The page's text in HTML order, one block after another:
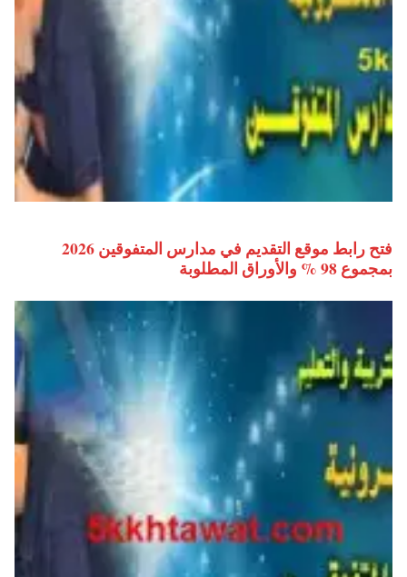
فتح رابط موقع التقديم في مدارس المتفوقين 2026
بمجموع 98 % والأوراق المطلوبة